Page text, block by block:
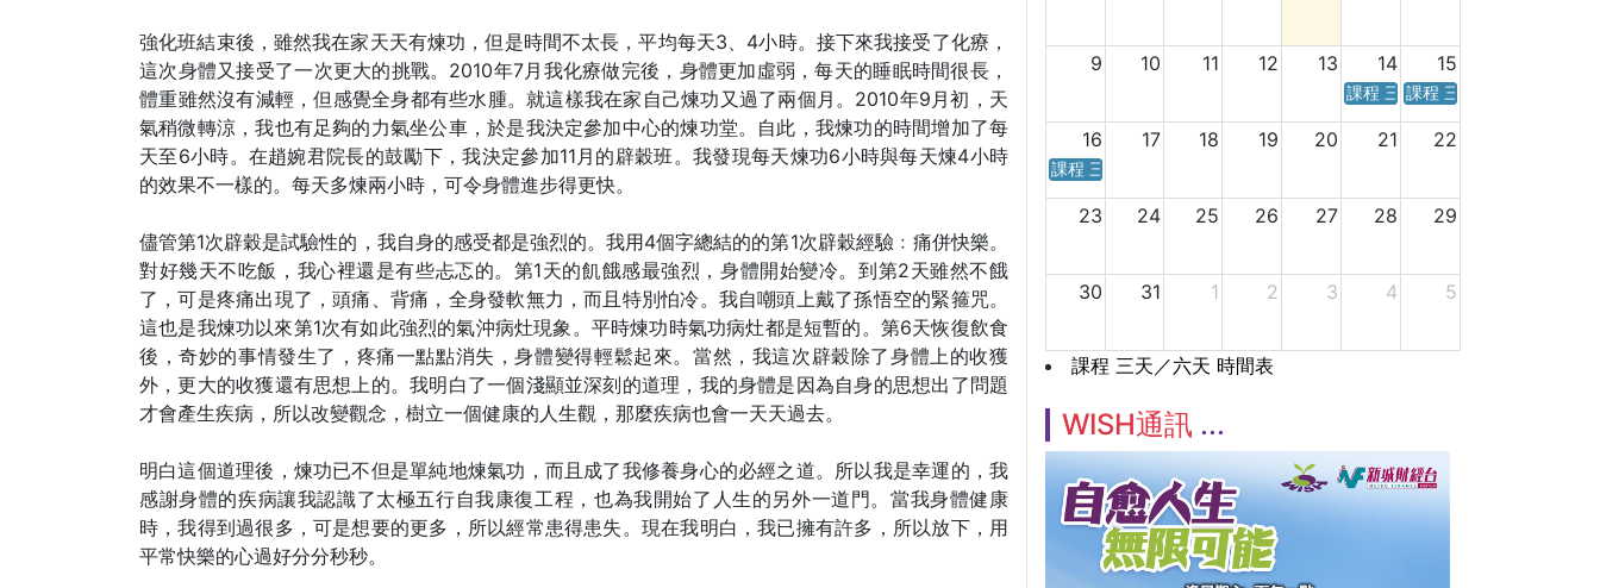
強化班結束後，雖然我在家天天有煉功，但是時間不太長，平均每天3、4小時。接下來我接受了化療，
這次身體又接受了一次更大的挑戰。2010年7月我化療做完後，身體更加虛弱，每天的睡眠時間很長，
體重雖然沒有減輕，但感覺全身都有些水腫。就這樣我在家自己煉功又過了兩個月。2010年9月初，天
氣稍微轉涼，我也有足夠的力氣坐公車，於是我決定參加中心的煉功堂。自此，我煉功的時間增加了每
天至6小時。在趙婉君院長的鼓勵下，我決定參加11月的辟穀班。我發現每天煉功6小時與每天煉4小時
的效果不一樣的。每天多煉兩小時，可令身體進步得更快。
儘管第1次辟穀是試驗性的，我自身的感受都是強烈的。我用4個字總結的的第1次辟穀經驗﹕痛併快樂。
對好幾天不吃飯，我心裡還是有些忐忑的。第1天的飢餓感最強烈，身體開始變冷。到第2天雖然不餓
了，可是疼痛出現了，頭痛、背痛，全身發軟無力，而且特別怕冷。我自嘲頭上戴了孫悟空的緊箍咒。
這也是我煉功以來第1次有如此強烈的氣沖病灶現象。平時煉功時氣功病灶都是短暫的。第6天恢復飲食
後，奇妙的事情發生了，疼痛一點點消失，身體變得輕鬆起來。當然，我這次辟穀除了身體上的收獲
外，更大的收獲還有思想上的。我明白了一個淺顯並深刻的道理，我的身體是因為自身的思想出了問題
才會產生疾病，所以改變觀念，樹立一個健康的人生觀，那麼疾病也會一天天過去。
明白這個道理後，煉功已不但是單純地煉氣功，而且成了我修養身心的必經之道。所以我是幸運的，我
感謝身體的疾病讓我認識了太極五行自我康復工程，也為我開始了人生的另外一道門。當我身體健康
時，我得到過很多，可是想要的更多，所以經常患得患失。現在我明白，我已擁有許多，所以放下，用
平常快樂的心過好分分秒秒。
9 10 11 12 13 14 15
課程 三天／六天 時間表
課程 三天／六天 時間表
16 17 18 19 20 21 22
課程 三天／六天 時間表
23 24 25 26 27 28 29
30 31 1 2 3 4 5
課程 三天／六天 時間表
WISH通訊